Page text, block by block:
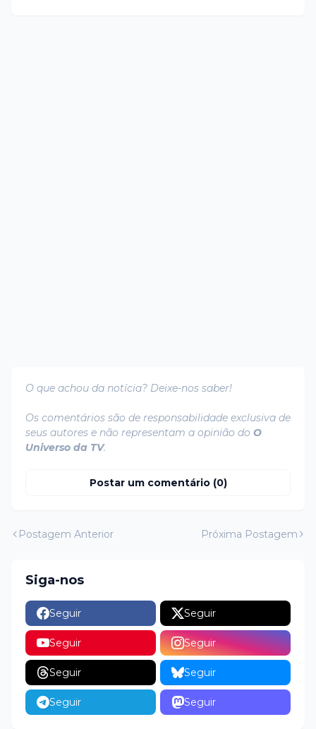
O que achou da notícia? Deixe-nos saber!
Os comentários são de responsabilidade exclusiva de
seus autores e não representam a opinião do O
Universo da TV.
Postar um comentário (0)
Postagem Anterior Próxima Postagem
Siga-nos
Seguir Seguir
Seguir Seguir
Seguir Seguir
Seguir Seguir